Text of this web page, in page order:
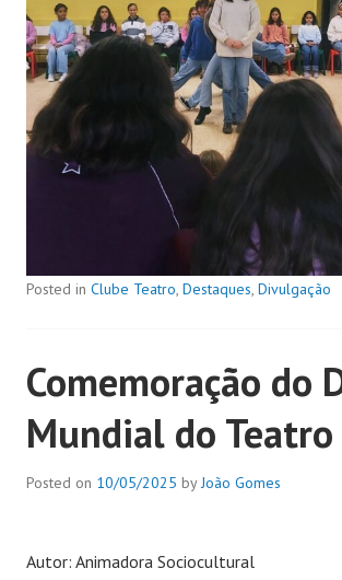
Posted in Clube Teatro, Destaques, Divulgação
Comemoração do
Mundial do Teatro
Posted on 10/05/2025 byJoão Gomes
Autor: Animadora Sociocultural